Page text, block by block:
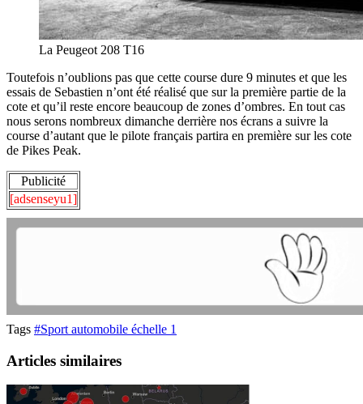
La Peugeot 208 T16
Toutefois n’oublions pas que cette course dure 9 minutes et que les
essais de Sebastien n’ont été réalisé que sur la première partie de la
cote et qu’il reste encore beaucoup de zones d’ombres. En tout cas
nous serons nombreux dimanche derrière nos écrans a suivre la
course d’autant que le pilote français partira en première sur les cote
de Pikes Peak.
Publicité
[adsenseyu1]
Tags #Sport automobile échelle 1
Articles similaires